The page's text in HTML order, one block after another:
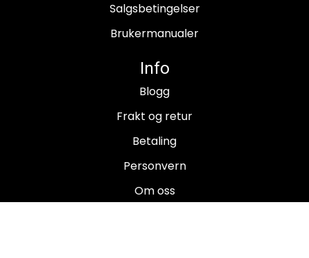
Salgsbetingelser
Brukermanualer
Info
Blogg
Frakt og retur
Betaling
Personvern
Om oss